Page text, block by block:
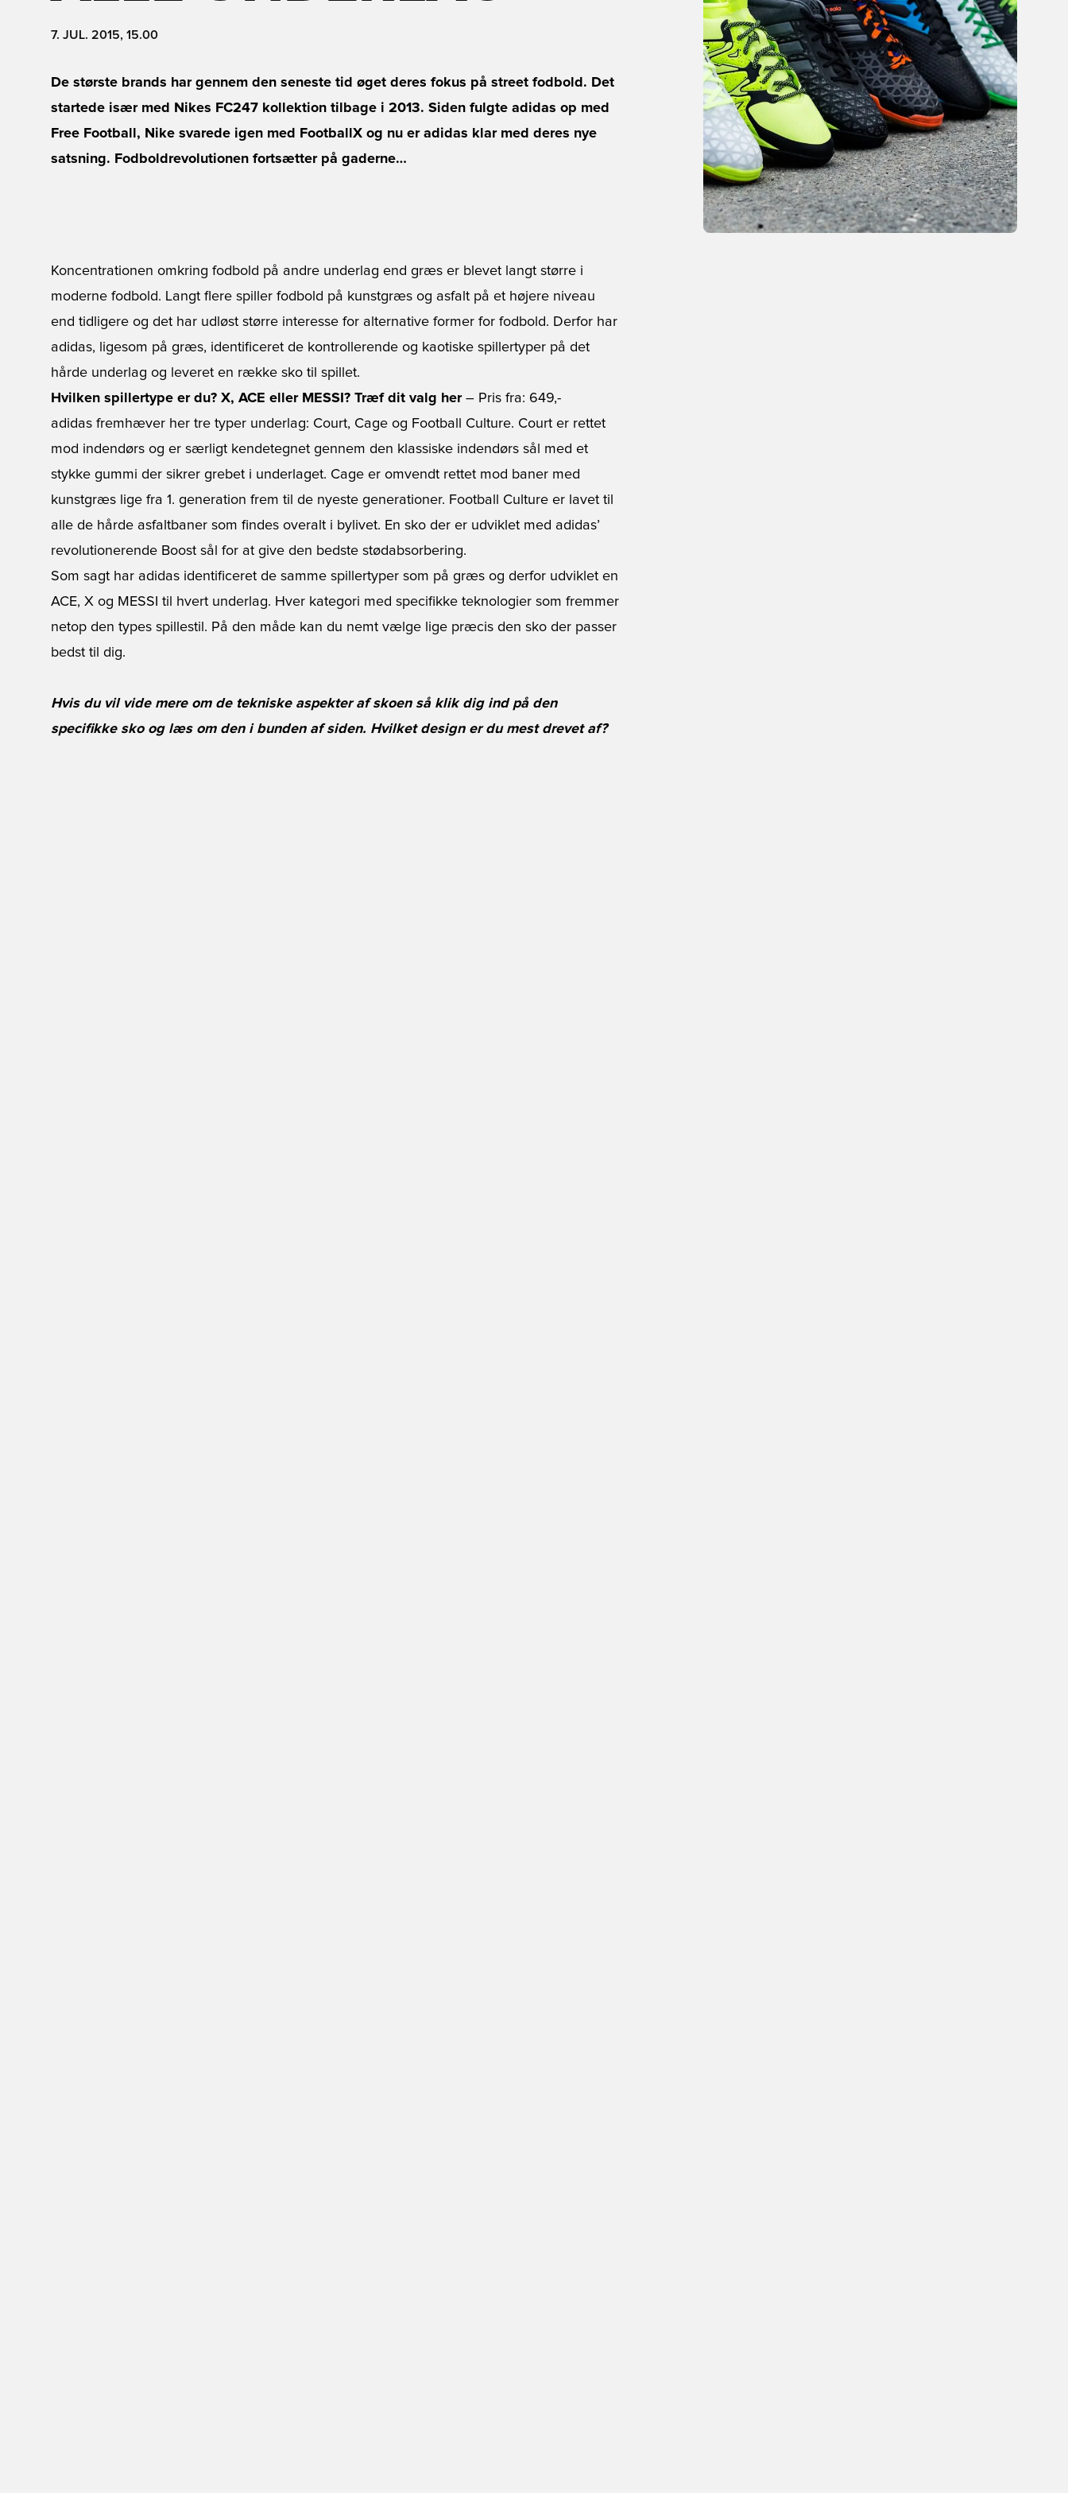
7. JUL. 2015, 15.00
De største brands har gennem den seneste tid øget deres fokus på street fodbold. Det
startede især med Nikes FC247 kollektion tilbage i 2013. Siden fulgte adidas op med
Free Football, Nike svarede igen med FootballX og nu er adidas klar med deres nye
satsning. Fodboldrevolutionen fortsætter på gaderne…
Koncentrationen omkring fodbold på andre underlag end græs er blevet langt større i
moderne fodbold. Langt flere spiller fodbold på kunstgræs og asfalt på et højere niveau
end tidligere og det har udløst større interesse for alternative former for fodbold. Derfor har
adidas, ligesom på græs, identificeret de kontrollerende og kaotiske spillertyper på det
hårde underlag og leveret en række sko til spillet.
Hvilken spillertype er du? X, ACE eller MESSI? Træf dit valg her– Pris fra: 649,-
adidas fremhæver her tre typer underlag: Court, Cage og Football Culture. Court er rettet
mod indendørs og er særligt kendetegnet gennem den klassiske indendørs sål med et
stykke gummi der sikrer grebet i underlaget. Cage er omvendt rettet mod baner med
kunstgræs lige fra 1. generation frem til de nyeste generationer. Football Culture er lavet til
alle de hårde asfaltbaner som findes overalt i bylivet. En sko der er udviklet med adidas’
revolutionerende Boost sål for at give den bedste stødabsorbering.
Som sagt har adidas identificeret de samme spillertyper som på græs og derfor udviklet en
ACE, X og MESSI til hvert underlag. Hver kategori med specifikke teknologier som fremmer
netop den types spillestil. På den måde kan du nemt vælge lige præcis den sko der passer
bedst til dig.
Hvis du vil vide mere om de tekniske aspekter af skoen så klik dig ind på den
specifikke sko og læs om den i bunden af siden. Hvilket design er du mest drevet af?